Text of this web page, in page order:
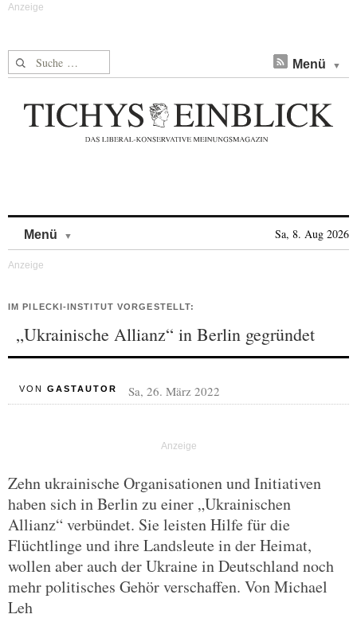
Suche nach: Menü
Menü Sa, 8. Aug 2026
IM PILECKI-INSTITUT VORGESTELLT:
„Ukrainische Allianz“ in Berlin gegründet
VON GASTAUTOR Sa, 26. März 2022
Zehn ukrainische Organisationen und Initiativen
haben sich in Berlin zu einer „Ukrainischen
Allianz“ verbündet. Sie leisten Hilfe für die
Flüchtlinge und ihre Landsleute in der Heimat,
wollen aber auch der Ukraine in Deutschland noch
mehr politisches Gehör verschaffen. Von Michael
Leh